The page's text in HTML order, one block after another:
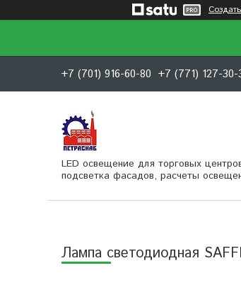
+7 (701) 916-60-80 +7 (771) 127-30-
LED освещение для торговых
подсветка фасадов, расчеты
Лампа светодиодная